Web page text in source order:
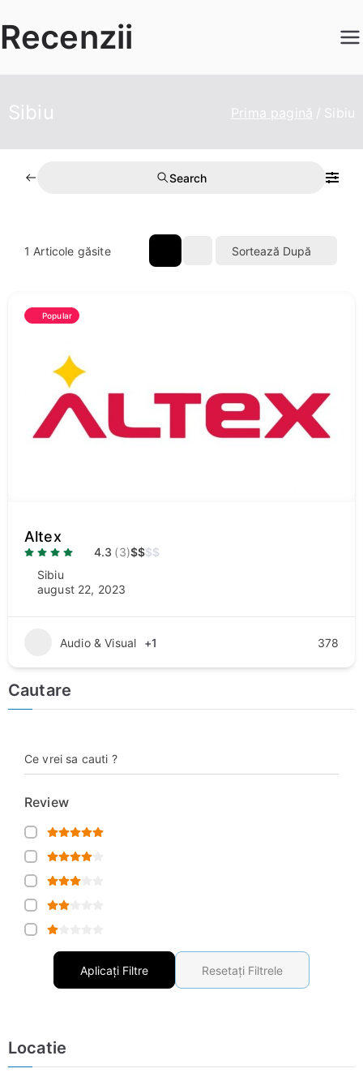
la
Recenzii
Sibiu Prima pagină Sibiu
Search
1 Articole găsite Sortează După
Popular
Altex
4.3 (3)$$$$
Sibiu
august 22, 2023
Audio & Visual +1 378
Cautare
Ce vrei sa cauti ?
Review
Aplicați Filtre Resetați Filtrele
Locatie